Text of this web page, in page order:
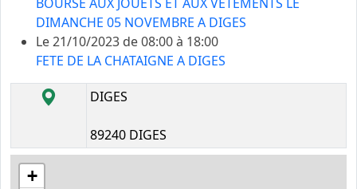
DIMANCHE 05 NOVEMBRE A DIGES
Le 21/10/2023 de 08:00 à 18:00
FETE DE LA CHATAIGNE A DIGES
DIGES
89240 DIGES
+